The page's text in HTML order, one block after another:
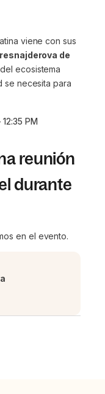
viene con sus
de
ecosistema
se necesita para
PM
reunión
durante
en el evento.